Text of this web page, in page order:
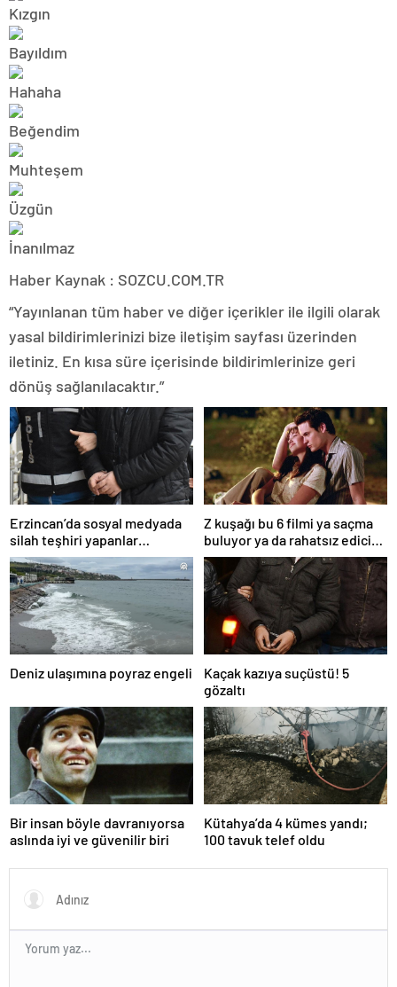
Haber Kaynak : SOZCU.COM.TR
“Yayınlanan tüm haber ve diğer içerikler ile ilgili olarak
yasal bildirimlerinizi bize iletişim sayfası üzerinden
iletiniz. En kısa süre içerisinde bildirimlerinize geri
dönüş sağlanılacaktır.”
Erzincan’da sosyal medyada
silah teşhiri yapanlar
yakalandı
Z kuşağı bu 6 filmi ya saçma
buluyor ya da rahatsız edici
ve toksik!
Deniz ulaşımına poyraz engeli
Kaçak kazıya suçüstü! 5
gözaltı
Bir insan böyle davranıyorsa
aslında iyi ve güvenilir biri
Kütahya’da 4 kümes yandı;
100 tavuk telef oldu